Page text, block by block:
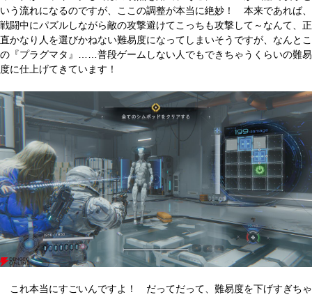
いう流れになるのですが、ここの調整が本当に絶妙！ 本来であれば、
戦闘中にパズルしながら敵の攻撃避けてこっちも攻撃して～なんて、正
直かなり人を選びかねない難易度になってしまいそうですが、なんとこ
の『プラグマタ』……普段ゲームしない人でもできちゃうくらいの難易
度に仕上げてきています！
これ本当にすごいんですよ！ だってだって、難易度を下げすぎちゃ